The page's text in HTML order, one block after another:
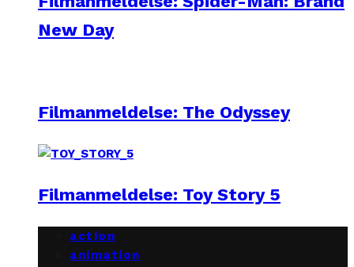
New Day
Filmanmeldelse: The Odyssey
Filmanmeldelse: Toy Story 5
action
animation